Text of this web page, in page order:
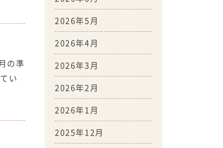
の準
い
2026年5月
2026年4月
2026年3月
2026年2月
2026年1月
2025年12月